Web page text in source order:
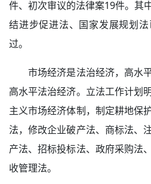
件、初次审议的法律案19件。其
结进步促进法、国家发展规划
过。
市场经济是法治经济，高水
高水平法治经济。立法工作计划
主义市场经济体制，制定耕地保
法，修改企业破产法、商标法、
产法、招标投标法、政府采购法
收管理法。